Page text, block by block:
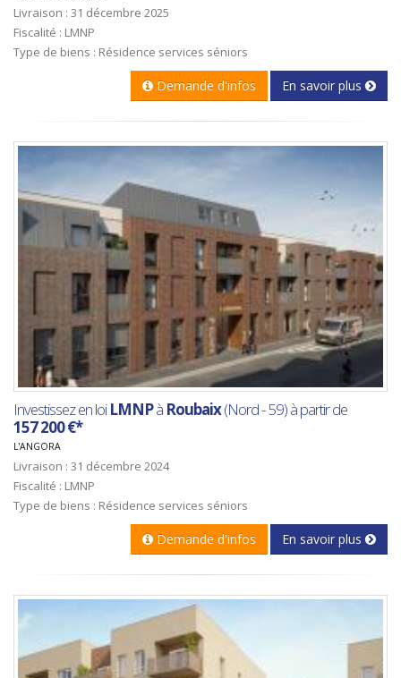
Livraison : 31 décembre 2025
Fiscalité : LMNP
Type de biens : Résidence services séniors
Demande d'infos En savoir plus
Investissez en loiLMNPà Roubaix(Nord - 59) à partir de
157 200 €*
L'ANGORA
Livraison : 31 décembre 2024
Fiscalité : LMNP
Type de biens : Résidence services séniors
Demande d'infos En savoir plus